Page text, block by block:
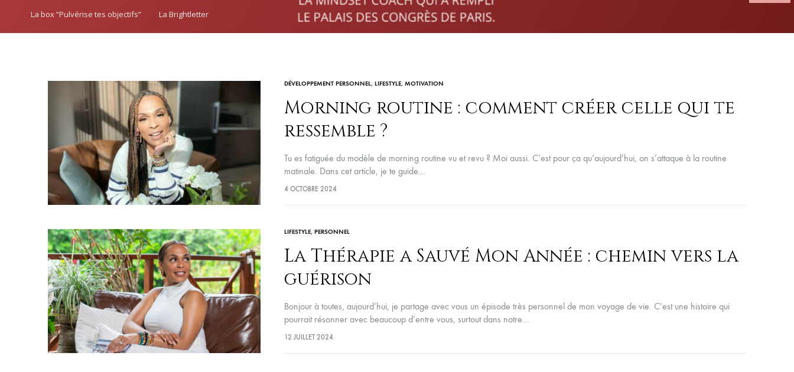
La box “Pulvérise tes objectifs” La Brightletter
DÉVELOPPEMENT PERSONNEL, LIFESTYLE, MOTIVATION
Morning routine : comment créer celle qui te
ressemble ?
Tu es fatiguée du modèle de morning routine vu et revu ? Moi aussi. C’est pour ça qu’aujourd’hui, on s’attaque à la routine
matinale. Dans cet article, je te guide…
4 OCTOBRE 2024
LIFESTYLE, PERSONNEL
La Thérapie a Sauvé Mon Année : chemin vers la
guérison
Bonjour à toutes, aujourd’hui, je partage avec vous un épisode très personnel de mon voyage de vie. C’est une histoire qui
pourrait résonner avec beaucoup d’entre vous, surtout dans notre…
12 JUILLET 2024